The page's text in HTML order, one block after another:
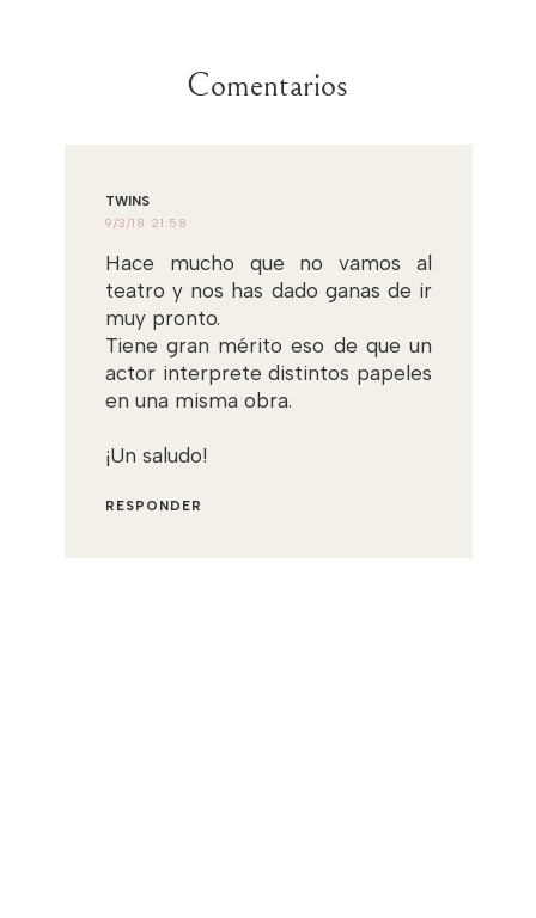
Comentarios
TWINS
9/3/18 21:58
Hace mucho que no vamos al
teatro y nos has dado ganas de ir
muy pronto.
Tiene gran mérito eso de que un
actor interprete distintos papeles
en una misma obra.
¡Un saludo!
RESPONDER